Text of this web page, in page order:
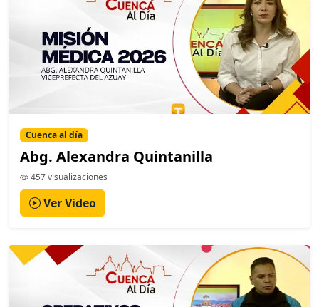
Cuenca al día
Abg. Alexandra Quintanilla
457 visualizaciones
Ver Video